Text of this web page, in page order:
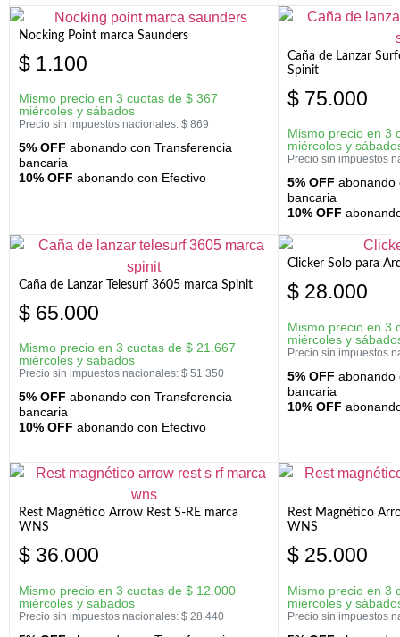
Nocking Point marca Saunders
$ 1.100
Mismo precio en 3 cuotas de $ 367
miércoles y sábados
Precio sin impuestos nacionales: $ 869
5% OFF abonando con Transferencia
bancaria
10% OFF abonando con Efectivo
Caña de Lanzar
Spinit
$ 75.000
Mismo precio en 3
miércoles y
Precio sin impuestos
5% OFF abonando
bancaria
10% OFF
Caña de Lanzar Telesurf 3605 marca Spinit
$ 65.000
Mismo precio en 3 cuotas de $ 21.667
miércoles y sábados
Precio sin impuestos nacionales: $ 51.350
5% OFF abonando con Transferencia
bancaria
10% OFF abonando con Efectivo
Clicker Solo para
$ 28.000
Mismo precio en 3
miércoles y
Precio sin impuestos
5% OFF abonando
bancaria
10% OFF
Rest Magnético Arrow Rest S-RE marca
WNS
$ 36.000
Mismo precio en 3 cuotas de $ 12.000
miércoles y sábados
Precio sin impuestos nacionales: $ 28.440
Rest Magnético
WNS
$ 25.000
Mismo precio en 3
miércoles y
Precio sin impuestos